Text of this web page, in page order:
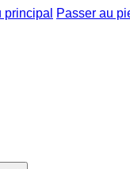
principal
Passer au